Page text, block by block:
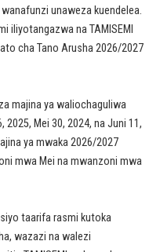
unaweza kuendelea.
iliyotangazwa na TAMISEMI
cha Tano Arusha 2026/2027
majina ya waliochaguliwa
Mei 30, 2024, na Juni 11,
ya mwaka 2026/2027
mwa Mei na mwanzoni mwa
taarifa rasmi kutoka
wazazi na walezi